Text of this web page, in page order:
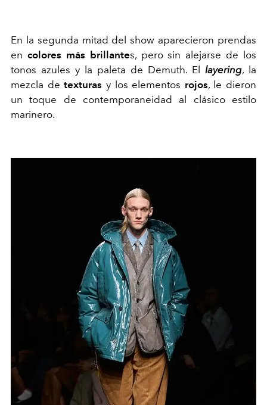
En la segunda mitad del show aparecieron prendas
en colores más brillantes, pero sin alejarse de los
tonos azules y la paleta de Demuth. El layering, la
mezcla detexturas y los elementos rojos, le dieron
un toque de contemporaneidad al clásico estilo
marinero.